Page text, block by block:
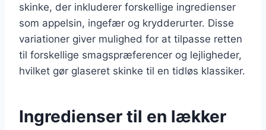
skinke, der inkluderer forskellige ingredienser
som appelsin, ingefær og krydderurter. Disse
variationer giver mulighed for at tilpasse retten
til forskellige smagspræferencer og lejligheder,
hvilket gør glaseret skinke til en tidløs klassiker.
Ingredienser til en lækker